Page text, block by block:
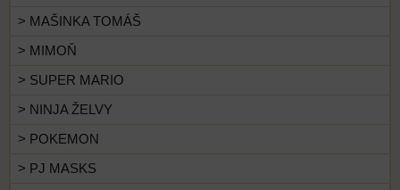
> MAŠINKA TOMÁŠ
> MIMOŇ
> SUPER MARIO
> NINJA ŽELVY
> POKEMON
> PJ MASKS